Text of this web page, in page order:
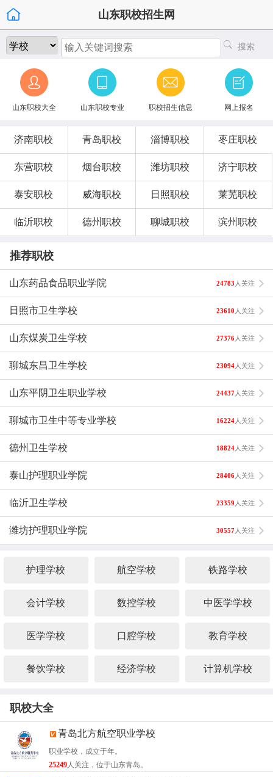
山东职校招生网
搜索
山东职校大全 山东职校专业 职校招生信息 网上报名
济南职校 青岛职校 淄博职校 枣庄职校
东营职校 烟台职校 潍坊职校 济宁职校
泰安职校 威海职校 日照职校 莱芜职校
临沂职校 德州职校 聊城职校 滨州职校
推荐职校
山东药品食品职业学院 24783 人关注
日照市卫生学校 23610 人关注
山东煤炭卫生学校 27376 人关注
聊城东昌卫生学校 23094 人关注
山东平阴卫生职业学校 24437 人关注
聊城市卫生中等专业学校 16224 人关注
德州卫生学校 18824 人关注
泰山护理职业学院 28406 人关注
临沂卫生学校 23359 人关注
潍坊护理职业学院 30557 人关注
护理学校 航空学校 铁路学校
会计学校 数控学校 中医学学校
医学学校 口腔学校 教育学校
餐饮学校 经济学校 计算机学校
职校大全
青岛北方航空职业学校
职业学校，成立于年。
25249人关注，位于山东青岛。